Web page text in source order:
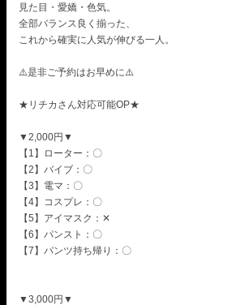
見た目・愛嬌・色気。
全部バランス良く揃った、
これから確実に人気が伸びる一人。
⚠️是非ご予約はお早めに⚠️
★リチカさん対応可能OP★
▼2,000円▼
【1】ローター：〇
【2】バイブ：〇
【3】電マ：〇
【4】コスプレ：〇
【5】アイマスク：‪✕‬
【6】パンスト：〇
【7】パンツ持ち帰り：〇
▼3,000円▼